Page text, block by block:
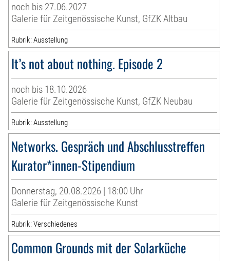
noch bis 27.06.2027
Galerie für Zeitgenössische Kunst, GfZK Altbau
Rubrik: Ausstellung
It’s not about nothing. Episode 2
noch bis 18.10.2026
Galerie für Zeitgenössische Kunst, GfZK Neubau
Rubrik: Ausstellung
Networks. Gespräch und Abschlusstreffen
Kurator*innen-Stipendium
Donnerstag, 20.08.2026 | 18:00 Uhr
Galerie für Zeitgenössische Kunst
Rubrik: Verschiedenes
Common Grounds mit der Solarküche